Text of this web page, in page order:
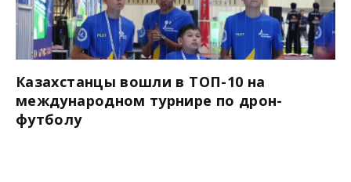
Казахстанцы вошли в ТОП-10 на
международном турнире по дрон-
футболу